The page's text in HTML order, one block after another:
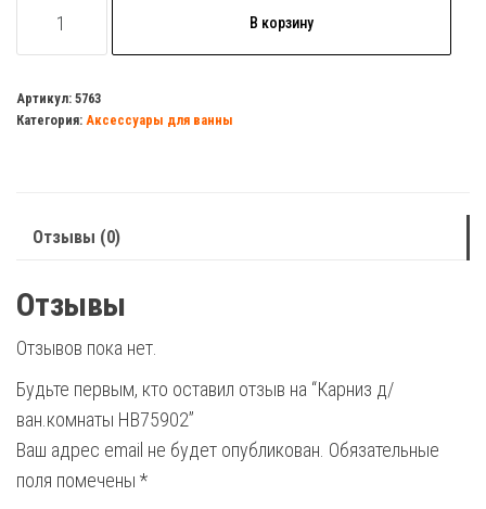
товара
д/
ван.комнаты
В корзину
Артикул: 5763
Категория: Аксессуары для ванны
Отзывы (0)
Отзывы
Отзывов пока нет.
Будьте первым, кто оставил отзыв на “Карниз д/
ван.комнаты НВ75902”
Ваш адрес email не будет опубликован. Обязательные
поля помечены *